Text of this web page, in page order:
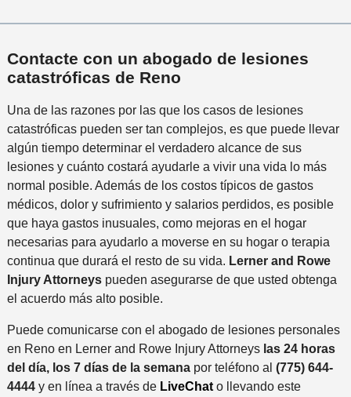
i
d
e
n
t
e
*
Contacte con un abogado de lesiones
catastróficas de Reno
Una de las razones por las que los casos de lesiones
catastróficas pueden ser tan complejos, es que puede llevar
algún tiempo determinar el verdadero alcance de sus
lesiones y cuánto costará ayudarle a vivir una vida lo más
normal posible. Además de los costos típicos de gastos
médicos, dolor y sufrimiento y salarios perdidos, es posible
que haya gastos inusuales, como mejoras en el hogar
necesarias para ayudarlo a moverse en su hogar o terapia
continua que durará el resto de su vida. Lerner and Rowe
Injury Attorneyspueden asegurarse de que usted obtenga
el acuerdo más alto posible.
Puede comunicarse con el abogado de lesiones personales
en Reno en Lerner and Rowe Injury Attorneys las 24 horas
del día, los 7 días de la semanapor teléfono al (775) 644-
4444y en línea a través de LiveChato llevando este